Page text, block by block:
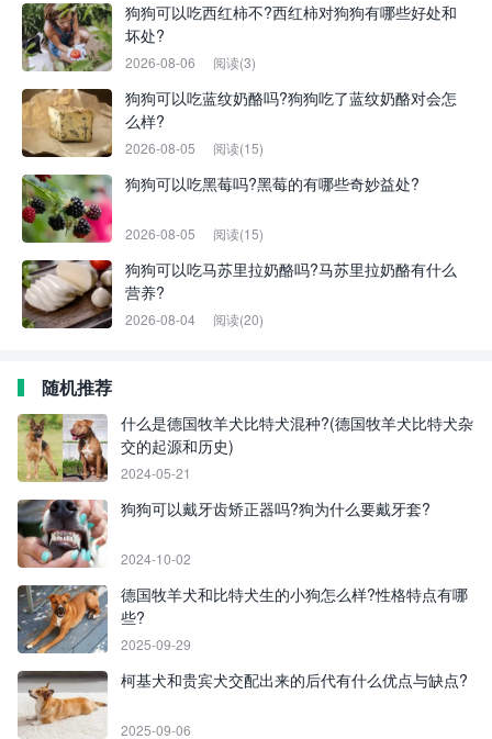
狗狗可以吃西红柿不?西红柿对狗狗有哪些好处和
坏处?
2026-08-06 阅读(3)
狗狗可以吃蓝纹奶酪吗?狗狗吃了蓝纹奶酪对会怎
么样?
2026-08-05 阅读(15)
狗狗可以吃黑莓吗?黑莓的有哪些奇妙益处?
2026-08-05 阅读(15)
狗狗可以吃马苏里拉奶酪吗?马苏里拉奶酪有什么
营养?
2026-08-04 阅读(20)
随机推荐
什么是德国牧羊犬比特犬混种?(德国牧羊犬比特犬杂
交的起源和历史)
2024-05-21
狗狗可以戴牙齿矫正器吗?狗为什么要戴牙套?
2024-10-02
德国牧羊犬和比特犬生的小狗怎么样?性格特点有哪
些?
2025-09-29
柯基犬和贵宾犬交配出来的后代有什么优点与缺点?
2025-09-06